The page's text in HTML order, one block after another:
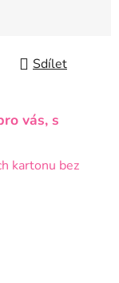
Sdílet
vás, s
kartonu bez